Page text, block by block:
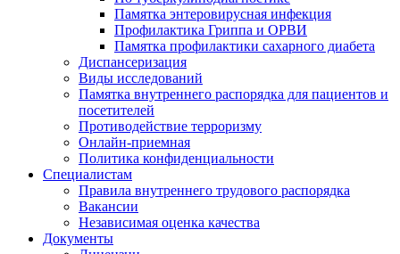
Памятка энтеровирусная инфекция
Профилактика Гриппа и ОРВИ
Памятка профилактики сахарного диабета
Диспансеризация
Виды исследований
Памятка внутреннего распорядка для пациентов и
посетителей
Противодействие терроризму
Онлайн-приемная
Политика конфиденциальности
Cпециалистам
Правила внутреннего трудового распорядка
Вакансии
Независимая оценка качества
Документы